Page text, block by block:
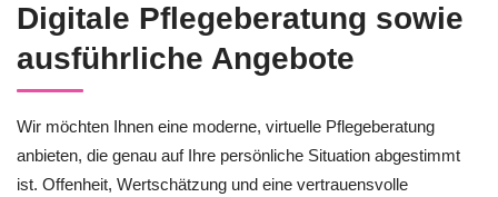
Digitale Pflegeberatung sowie
ausführliche Angebote
Wir möchten Ihnen eine moderne, virtuelle Pflegeberatung
anbieten, die genau auf Ihre persönliche Situation abgestimmt
ist. Offenheit, Wertschätzung und eine vertrauensvolle